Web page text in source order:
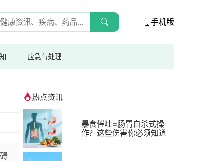
手机版
应急与处理
热点资讯
暴食催吐=肠胃自杀式操
作？这些伤害你必须知道